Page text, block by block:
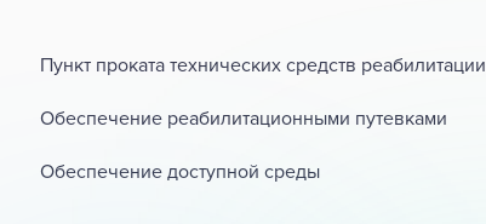
Пункт проката технических средств реабилитации
Обеспечение реабилитационными путевками
Обеспечение доступной среды